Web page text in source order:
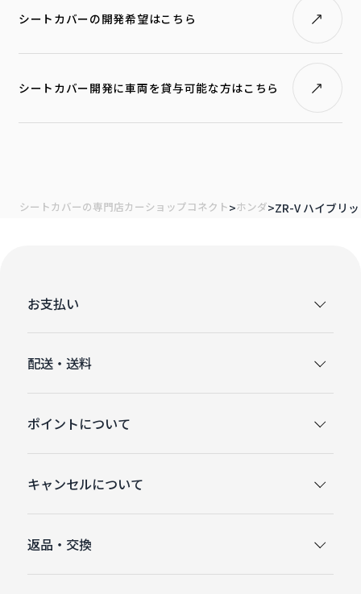
シートカバーの開発希望はこちら
シートカバー開発に車両を貸与可能な方はこちら
シートカバーの専門店カーショップコネクト ホンダ ZR-V ハイブリ
お支払い
配送・送料
ポイントについて
キャンセルについて
返品・交換